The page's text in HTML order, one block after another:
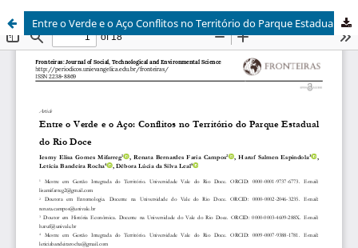
Entre o Verde e o Aço Conflitos no Território do Parque Estadual do Rio Doce